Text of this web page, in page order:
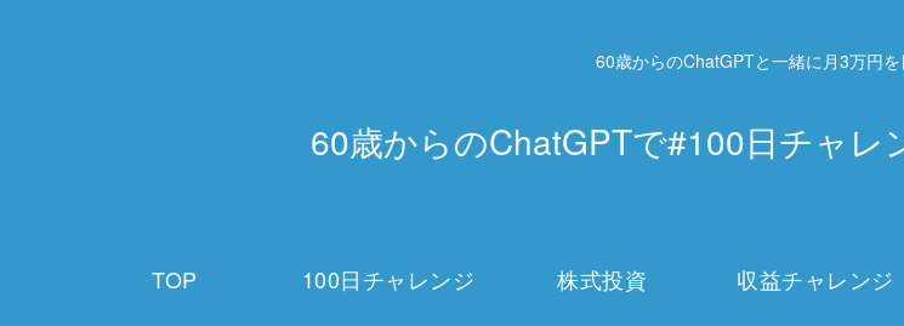
60歳からのChatGPTと一緒に月3万円を
60歳からのChatGPTで#100日チャレ
TOP 100日チャレンジ 株式投資 収益チャレンジ